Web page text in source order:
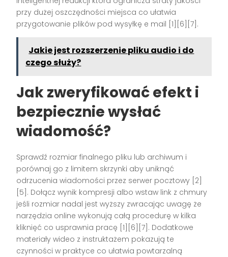
przy dużej oszczędności miejsca co ułatwia
przygotowanie plików pod wysyłkę e mail [1][6][7].
Jakie jest rozszerzenie pliku audio i do
czego służy?
Jak zweryfikować efekt i
bezpiecznie wysłać
wiadomość?
Sprawdź rozmiar finalnego pliku lub archiwum i
porównaj go z limitem skrzynki aby uniknąć
odrzucenia wiadomości przez serwer pocztowy [2]
[5]. Dołącz wynik kompresji albo wstaw link z chmury
jeśli rozmiar nadal jest wyższy zwracając uwagę że
narzędzia online wykonują całą procedurę w kilka
kliknięć co usprawnia pracę [1][6][7]. Dodatkowe
materiały wideo z instruktażem pokazują te
czynności w praktyce co ułatwia powtarzalną